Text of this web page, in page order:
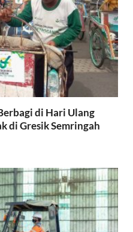
di Hari Ulang
di Gresik Semringah